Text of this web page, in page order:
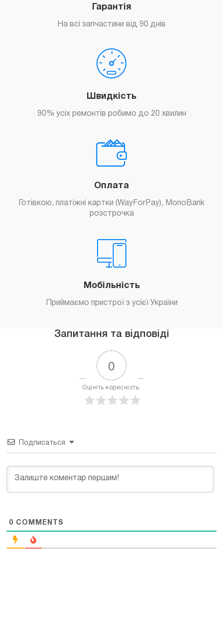
Гарантія
На всі запчастини від 90 днів
Швидкість
90% усіх ремонтів робимо до 20 хвилин
Оплата
Готівкою, платіжні картки (WayForPay), MonoBank
розстрочка
Мобільність
Приймаємо пристрої з усієї України
Запитання та відповіді
0
Оцініть корисність:
Подписаться
0 COMMENTS